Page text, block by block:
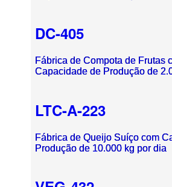
DC-405
Fábrica de Compota de Frutas
Capacidade de Produção de
LTC-A-223
Fábrica de Queijo Suíço com
Produção de 10.000 kg por dia